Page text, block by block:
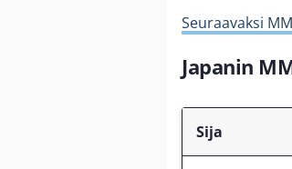
Seuraavaksi
Japanin
Sija